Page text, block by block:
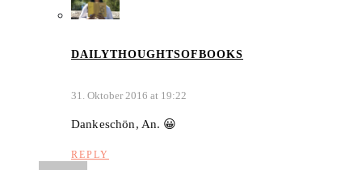
DAILYTHOUGHTSOFBOOKS
31. Oktober 2016 at 19:22
Dankeschön, An. 😀
REPLY